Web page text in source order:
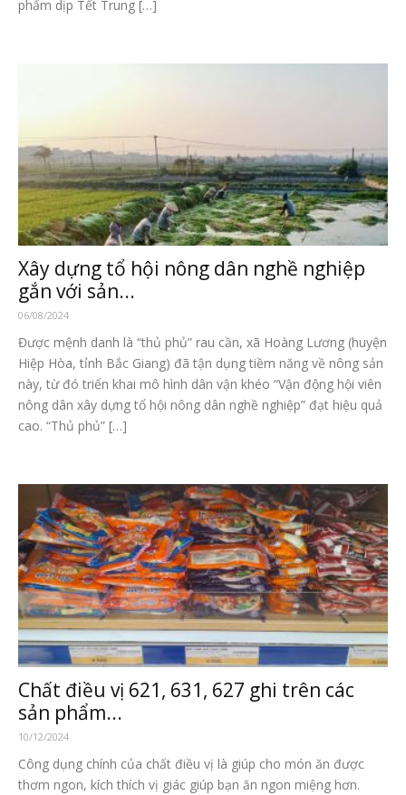
phẩm dịp Tết Trung […]
Xây dựng tổ hội nông dân nghề nghiệp
gắn với sản...
06/08/2024
Được mệnh danh là “thủ phủ” rau cần, xã Hoàng Lương (huyện
Hiệp Hòa, tỉnh Bắc Giang) đã tận dụng tiềm năng về nông sản
này, từ đó triển khai mô hình dân vận khéo “Vận động hội viên
nông dân xây dựng tổ hội nông dân nghề nghiệp” đạt hiệu quả
cao. “Thủ phủ” […]
Chất điều vị 621, 631, 627 ghi trên các
sản phẩm...
10/12/2024
Công dụng chính của chất điều vị là giúp cho món ăn được
thơm ngon, kích thích vị giác giúp bạn ăn ngon miệng hơn.